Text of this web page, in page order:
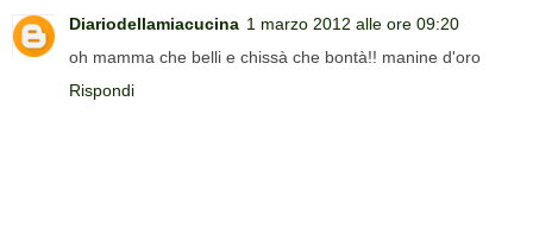
Diariodellamiacucina 1 marzo 2012 alle ore 09:20
oh mamma che belli e chissà che bontà!! manine d'oro
Rispondi